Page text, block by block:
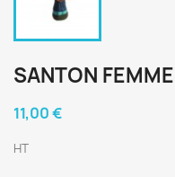
SANTON
11,00 €
HT